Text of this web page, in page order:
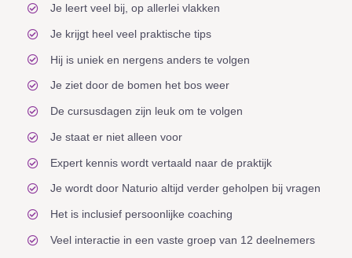
Je leert veel bij, op allerlei vlakken
Je krijgt heel veel praktische tips
Hij is uniek en nergens anders te volgen
Je ziet door de bomen het bos weer
De cursusdagen zijn leuk om te volgen
Je staat er niet alleen voor
Expert kennis wordt vertaald naar de praktijk
Je wordt door Naturio altijd verder geholpen bij vragen
Het is inclusief persoonlijke coaching
Veel interactie in een vaste groep van 12 deelnemers